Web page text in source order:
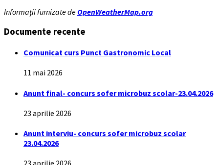
Informații furnizate de OpenWeatherMap.org
Documente recente
Comunicat curs Punct Gastronomic Local
11 mai 2026
Anunt final- concurs sofer microbuz scolar-23.04.2026
23 aprilie 2026
Anunt interviu- concurs sofer microbuz scolar
23.04.2026